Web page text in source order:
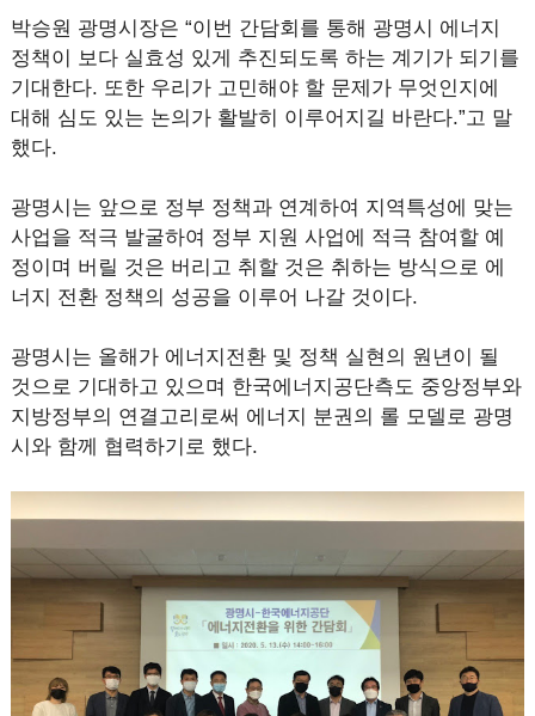
박승원 광명시장은 “이번 간담회를 통해 광명시 에너지
정책이 보다 실효성 있게 추진되도록 하는 계기가 되기를
기대한다. 또한 우리가 고민해야 할 문제가 무엇인지에
대해 심도 있는 논의가 활발히 이루어지길 바란다.”고 말
했다.
광명시는 앞으로 정부 정책과 연계하여 지역특성에 맞는
사업을 적극 발굴하여 정부 지원 사업에 적극 참여할 예
정이며 버릴 것은 버리고 취할 것은 취하는 방식으로 에
너지 전환 정책의 성공을 이루어 나갈 것이다.
광명시는 올해가 에너지전환 및 정책 실현의 원년이 될
것으로 기대하고 있으며 한국에너지공단측도 중앙정부와
지방정부의 연결고리로써 에너지 분권의 롤 모델로 광명
시와 함께 협력하기로 했다.